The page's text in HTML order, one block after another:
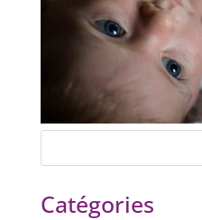
Catégories